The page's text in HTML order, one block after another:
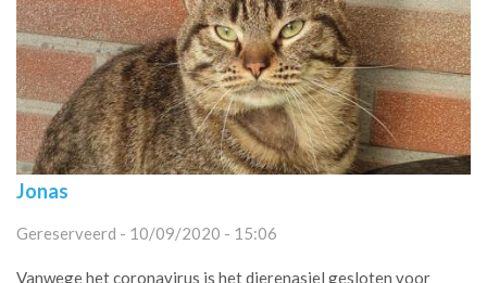
Jonas
Gereserveerd - 10/09/2020 - 15:06
Vanwege het coronavirus is het dierenasiel gesloten voor